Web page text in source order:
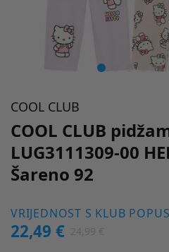
COOL CLUB
COOL CLUB
LUG3111309-00
Šareno 92
VRIJEDNOST S KLUB
22,49 €